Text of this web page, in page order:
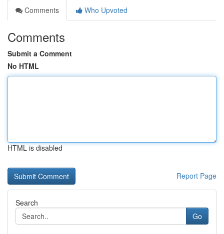
Comments
Who Upvoted
Comments
Submit a Comment
No HTML
HTML is disabled
Report Page
Search
Go